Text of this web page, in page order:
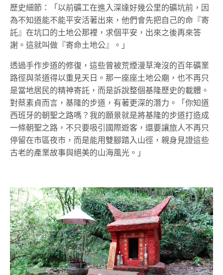
歷史細節：「以前礦工在進入深達好幾公里的礦坑前，因
為不知道能不能平安活著出來，他們會先把自己的命『寄
託』在坑口的土地公那裡，求個平安，出來之後再來答
謝。這就叫做『寄命土地公』。」
透過手作步道的修復，這些曾被荒煙漫草淹沒的百年礦業
路徑與茶道得以重見天日。那一座座土地公廟，也不再只
是當地居民的精神寄託，而是訴說整個基隆歷史的載體。
對蔡素貞而言，基隆的步道，有著更深的潛力。「你知道
西班牙的朝聖之路嗎？我的願景就是將基隆的步道打造成
一條朝聖之路，不只要吸引國際遊客，還要讓旅人不再只
停留在市區夜市，而是能用雙腳踏入山徑，親身見證這些
古老的產業故事與絕美的山海風光。」